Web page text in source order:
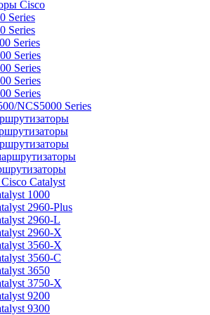
Cisco
Series
Series
Series
Series
Series
Series
Series
NCS5000 Series
Catalyst
1000
2960-Plus
2960-L
2960-X
3560-X
3560-C
3650
3750-X
9200
9300